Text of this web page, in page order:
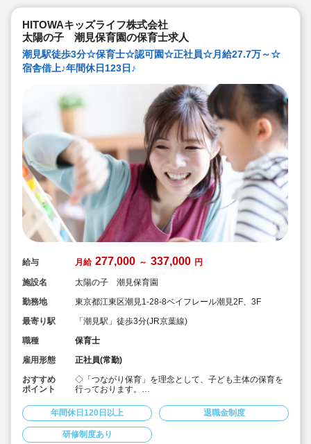
HITOWAキッズライフ株式会社
太陽の子 潮見保育園の保育士求人
潮見駅徒歩3分☆保育士☆認可園☆正社員☆月給27.7万～☆
宿舎借上♪年間休日123日♪
給与 月給 277,000 ～ 337,000 円
施設名
太陽の子 潮見保育園
勤務地
東京都江東区潮見1-28‐8ベイフレール潮見2F、3F
最寄り駅
「潮見駅」徒歩3分(JR京葉線)
職種
保育士
雇用形態
正社員(常勤)
おすすめ
ポイント
◇「つながり保育」を理念として、子ども主体の保育を
行っております。
あり♪
◇残業ゼロ推進 / 持ち帰り残業禁止 / 残業代は1分単位で
支給！
◇年間休日123日から / プライベートも充実 / 12連休取得
年間休日120日以上 退職金制度
研修制度あり